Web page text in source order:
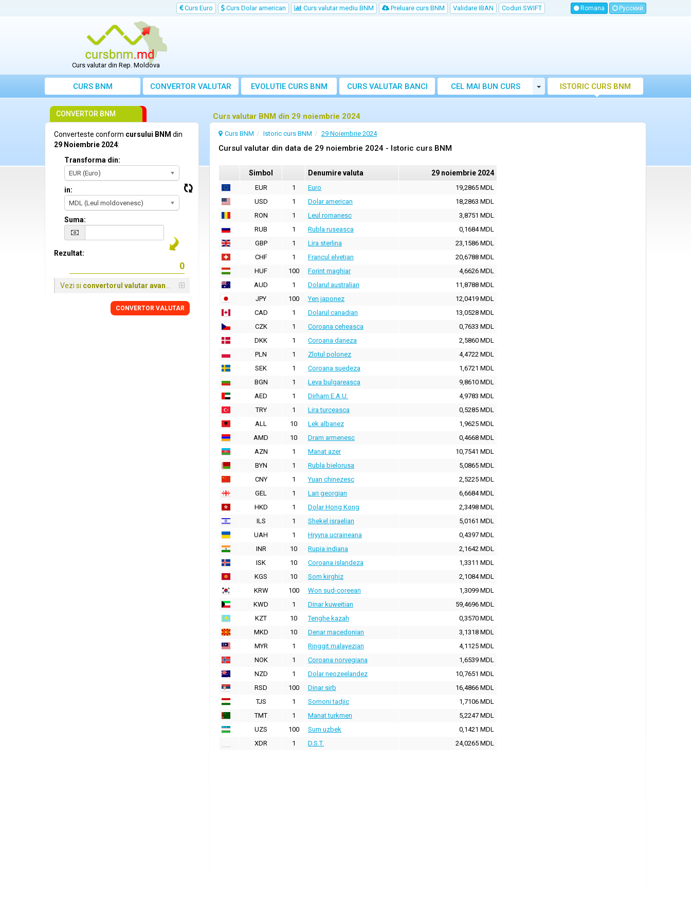
Curs Euro Curs Dolar american Curs valutar mediu BNM Preluare curs BNM Validare IBAN Coduri SWIFT Romana Русский
Curs valutar din Rep. Moldova
CURS BNM CONVERTOR VALUTAR EVOLUTIE CURS BNM CURS VALUTAR BANCI
CEL MAI BUN CURS
VALUTAR MOLDOVA
Toggle Dropdown
ISTORIC CURS BNM
Curs valutar BNM din 29 noiembrie 2024
Curs BNM Istoric curs BNM 29 Noiembrie 2024
Cursul valutar din data de 29 noiembrie 2024 - Istoric curs BNM
Simbol Denumire valuta 29 noiembrie 2024
EUR 1 Euro
19,2865 MDL
USD
1 Dolar american
18,2863 MDL
RON
1 Leul romanesc
3,8751 MDL
RUB
1 Rubla ruseasca
0,1684 MDL
GBP
1 Lira sterlina
23,1586 MDL
CHF
1 Francul elvetian
20,6788 MDL
HUF
100 Forint maghiar
4,6626 MDL
AUD
1 Dolarul australian
11,8788 MDL
JPY
100 Yen japonez
12,0419 MDL
CAD
1 Dolarul canadian
13,0528 MDL
CZK
1 Coroana ceheasca
0,7633 MDL
DKK
1 Coroana daneza
2,5860 MDL
PLN
1 Zlotul polonez
4,4722 MDL
SEK
1 Coroana suedeza
1,6721 MDL
BGN
1 Leva bulgareasca
9,8610 MDL
AED
1 Dirham E.A.U.
4,9783 MDL
TRY
1 Lira turceasca
0,5285 MDL
ALL
10 Lek albanez
1,9625 MDL
AMD
10 Dram armenesc
0,4668 MDL
AZN
1 Manat azer
10,7541 MDL
BYN
1 Rubla bielorusa
5,0865 MDL
CNY
1 Yuan chinezesc
2,5225 MDL
GEL
1 Lari georgian
6,6684 MDL
HKD
1 Dolar Hong Kong
2,3498 MDL
ILS
1 Shekel israelian
5,0161 MDL
UAH
1 Hryvna ucraineana
0,4397 MDL
INR
10 Rupia indiana
2,1642 MDL
ISK
10 Coroana islandeza
1,3311 MDL
KGS
10 Som kirghiz
2,1084 MDL
KRW
100 Won sud-coreean
1,3099 MDL
KWD
1 Dinar kuweitian
59,4696 MDL
KZT
10 Tenghe kazah
0,3570 MDL
MKD
10 Denar macedonian
3,1318 MDL
MYR
1 Ringgit malayezian
4,1125 MDL
NOK
1 Coroana norvegiana
1,6539 MDL
NZD
1 Dolar neozeelandez
10,7651 MDL
RSD
100 Dinar sirb
16,4866 MDL
TJS
1 Somoni tadjic
1,7106 MDL
TMT
1 Manat turkmen
5,2247 MDL
UZS
100 Sum uzbek
0,1421 MDL
XDR
1 D.S.T. 24,0265 MDL
CONVERTOR BNM
Converteste conform cursului BNM din
29 Noiembrie 2024:
Transforma din:
EUR (Euro)
in:
MDL (Leul moldovenesc)
Suma:
Rezultat:
Vezi si convertorul valutar avansat
CONVERTOR VALUTAR